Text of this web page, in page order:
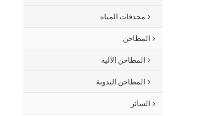
مجذفات المياه
المطاحن
المطاحن الآلية
المطاحن اليدوية
السائر